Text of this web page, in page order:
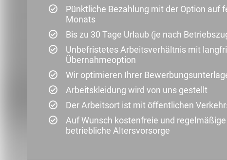
Pünktliche Bezahlung mit der Option auf
Monats
Bis zu 30 Tage Urlaub (je nach
Unbefristetes Arbeitsverhältnis mit
Übernahmeoption
Wir optimieren Ihrer
Arbeitskleidung wird von uns gestellt
Der Arbeitsort ist mit öffentlichen
Auf Wunsch kostenfreie und
betriebliche Altersvorsorge